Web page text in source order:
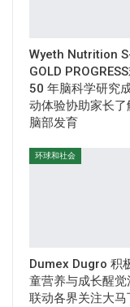
Wyeth Nutrition
GOLD
50 年脑科学研究
动体验协助家长了
脑部发育
环球和社会
Dumex Dugro 积
童营养与成长醒
联动各界关注大马